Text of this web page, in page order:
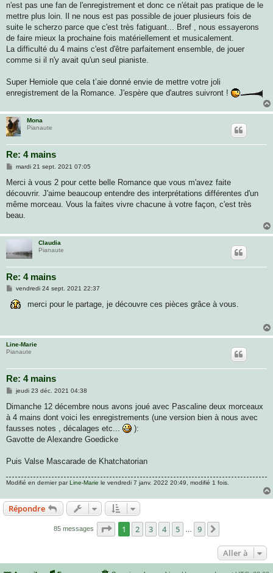
a
g
n'est pas une fan de l'enregistrement et donc ce n'était pas pratique de le
mettre plus loin. Il ne nous est pas possible de jouer plusieurs fois de
suite le scherzo parce que c'est très fatiguant... Bref , nous essayerons
de faire mieux la prochaine fois matériellement et musicalement.
La difficulté du 4 mains c'est d'être parfaitement ensemble, de jouer
comme si il n'y avait qu'un seul pianiste.
Super Hemiole que cela t’aie donné envie de mettre votre joli
enregistrement de la Romance. J'espère que d'autres suivront !
Mona
Pianaute
Re: 4 mains
M
s
a
g
mardi 21 sept. 2021 07:05
Merci à vous 2 pour cette belle Romance que vous m'avez faite
découvrir. J'aime beaucoup entendre des interprétations différentes d'un
même morceau. Vous la faites vivre chacune à votre façon, c'est très
beau.
Claudia
Pianaute
Re: 4 mains
M
s
s
vendredi 24 sept. 2021 22:37
merci pour le partage, je découvre ces pièces grâce à vous.
Line-Marie
Pianaute
Re: 4 mains
M
s
a
g
jeudi 23 déc. 2021 04:38
Dimanche 12 décembre nous avons joué avec Pascaline deux morceaux
à 4 mains dont voici les enregistrements (une version bien à nous avec
fausses notes , décalages etc...
):
Gavotte de Alexandre Goedicke
Puis Valse Mascarade de Khatchatorian
Modifié en dernier parLine-Marie le vendredi 7 janv. 2022 20:49, modifié 1 fois.
Répondre
85 messages Page 1sur9
1 2 3 4 5 9
Aller à